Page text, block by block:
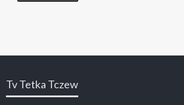
Tv Tetka Tczew